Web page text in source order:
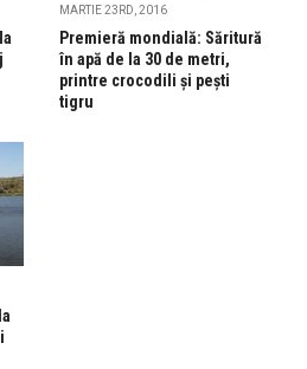
MARTIE 23RD, 2016
Premieră mondială: Săritură
în apă de la 30 de metri,
printre crocodili și pești
tigru